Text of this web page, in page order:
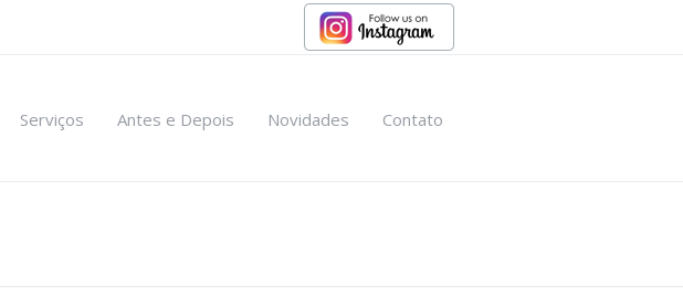
Serviços Antes e Depois Novidades Contato